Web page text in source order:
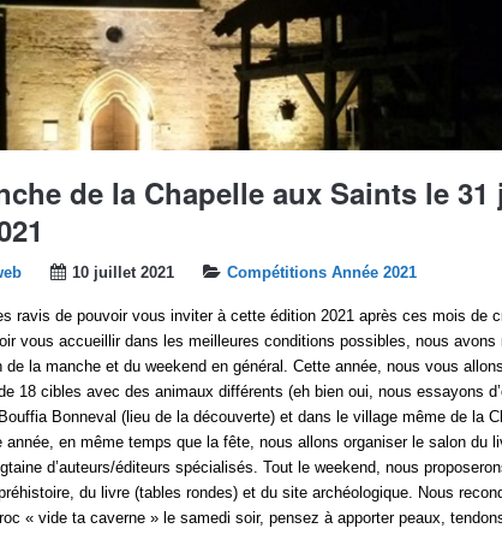
de la Chapelle aux Saints le
10 juillet 2021 Compétitions Année 2021
ravis de pouvoir vous inviter à cette édition 2021 après ces mois de
vous accueillir dans les meilleures conditions possibles, nous avons
de la manche et du weekend en général. Cette année, nous vous
18 cibles avec des animaux différents (eh bien oui, nous essayons
Bonneval (lieu de la découverte) et dans le village même de la
année, en même temps que la fête, nous allons organiser le salon du
d’auteurs/éditeurs spécialisés. Tout le weekend, nous
du livre (tables rondes) et du site archéologique. Nous
« vide ta caverne » le samedi soir, pensez à apporter peaux,